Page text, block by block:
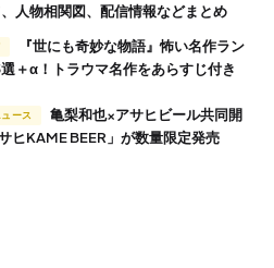
人物相関図、配信情報などまとめ
＋α！トラウマ名作をあらすじ付き
ース
ヒKAME BEER」が数量限定発売